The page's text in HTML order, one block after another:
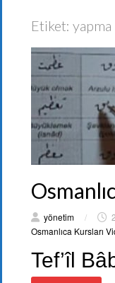
Etiket: yapma
yönetim /
Osmanlıca Kursları
Tef’îl